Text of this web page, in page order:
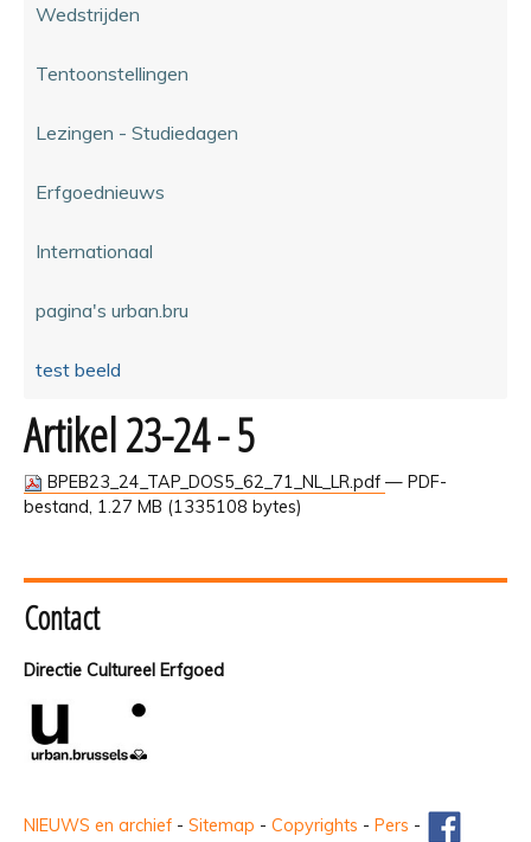
Wedstrijden
Tentoonstellingen
Lezingen - Studiedagen
Erfgoednieuws
Internationaal
pagina's urban.bru
test beeld
Artikel 23-24 - 5
BPEB23_24_TAP_DOS5_62_71_NL_LR.pdf — PDF-
bestand, 1.27 MB (1335108 bytes)
Contact
Directie Cultureel Erfgoed
NIEUWS en archief - Sitemap - Copyrights - Pers -